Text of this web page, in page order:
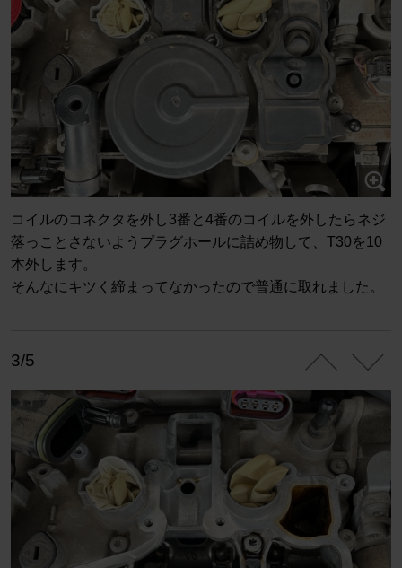
コイルのコネクタを外し3番と4番のコイルを外したらネジ
落っことさないようプラグホールに詰め物して、T30を10
本外します。
そんなにキツく締まってなかったので普通に取れました。
3/5